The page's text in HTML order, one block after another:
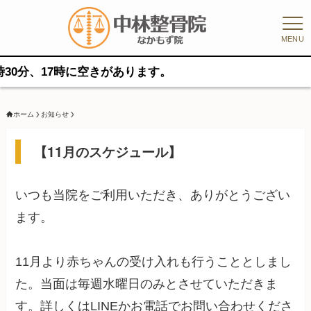
MENU
時に空きがあります。
ホーム お知らせ
【11月のスケジュール】
いつも当院をご利用いただき、ありがとうござい
ます。
11月より赤ちゃんの受け入れも行うこととしまし
た。当面は毎週水曜日のみとさせていただきま
す。詳しくはLINEかお電話でお問い合わせくださ